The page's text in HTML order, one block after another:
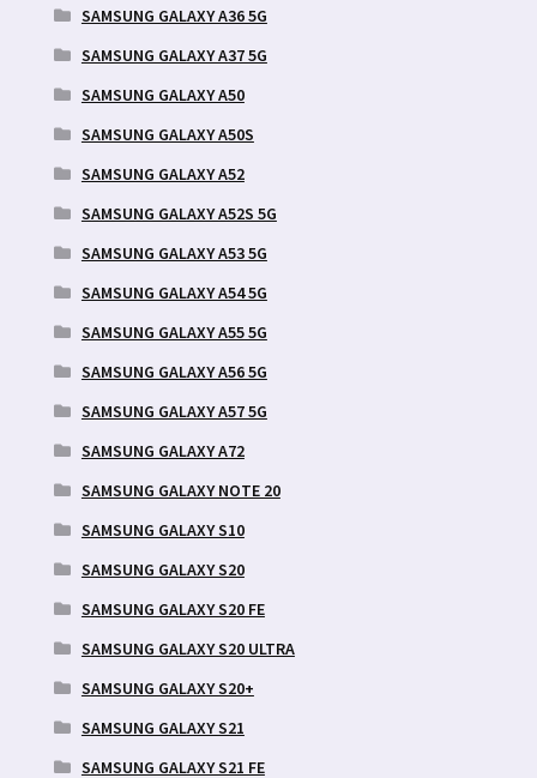
SAMSUNG GALAXY A36 5G
SAMSUNG GALAXY A37 5G
SAMSUNG GALAXY A50
SAMSUNG GALAXY A50S
SAMSUNG GALAXY A52
SAMSUNG GALAXY A52S 5G
SAMSUNG GALAXY A53 5G
SAMSUNG GALAXY A54 5G
SAMSUNG GALAXY A55 5G
SAMSUNG GALAXY A56 5G
SAMSUNG GALAXY A57 5G
SAMSUNG GALAXY A72
SAMSUNG GALAXY NOTE 20
SAMSUNG GALAXY S10
SAMSUNG GALAXY S20
SAMSUNG GALAXY S20 FE
SAMSUNG GALAXY S20 ULTRA
SAMSUNG GALAXY S20+
SAMSUNG GALAXY S21
SAMSUNG GALAXY S21 FE